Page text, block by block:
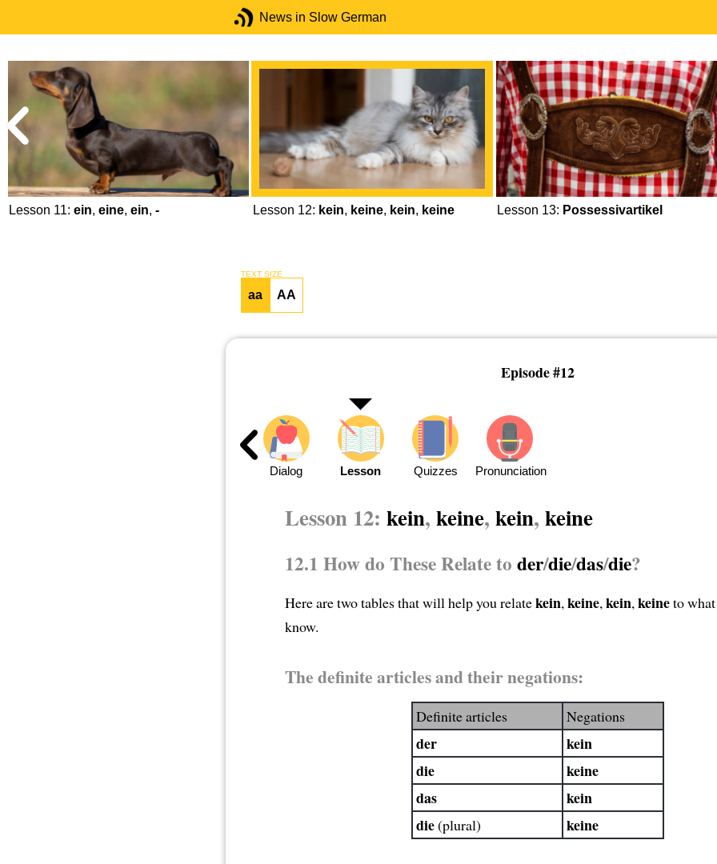
News in Slow German
Lesson 11: ein, eine, ein, - Lesson 12: kein, keine, kein, keine Lesson 13: Possessivartikel
TEXT SIZE
aa AA
Episode #12
Dialog Lesson Quizzes Pronunciation
Lesson 12: kein, keine, kein, keine
12.1 How do These Relate to der/die/das/die?
Here are two tables that will help you relatekein,keine,kein,keineto
know.
The definite articles and their negations:
Definite articles Negations
der
kein
die
keine
das
kein
die(plural) keine